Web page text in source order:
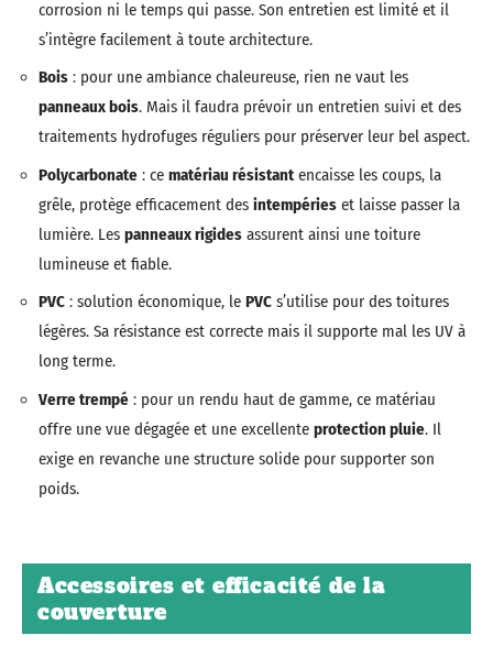
corrosion ni le temps qui passe. Son entretien est limité et il
s’intègre facilement à toute architecture.
Bois : pour une ambiance chaleureuse, rien ne vaut les
panneaux bois. Mais il faudra prévoir un entretien suivi et des
traitements hydrofuges réguliers pour préserver leur bel aspect.
Polycarbonate : ce matériau résistant encaisse les coups, la
grêle, protège efficacement des intempéries et laisse passer la
lumière. Les panneaux rigides assurent ainsi une toiture
lumineuse et fiable.
PVC : solution économique, le PVC s’utilise pour des toitures
légères. Sa résistance est correcte mais il supporte mal les UV à
long terme.
Verre trempé : pour un rendu haut de gamme, ce matériau
offre une vue dégagée et une excellente protection pluie. Il
exige en revanche une structure solide pour supporter son
poids.
Accessoires et efficacité de la
couverture